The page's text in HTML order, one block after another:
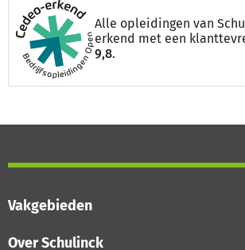
Alle opleidingen van
erkend met een
9,8.
Vakgebieden
Over Schulinck